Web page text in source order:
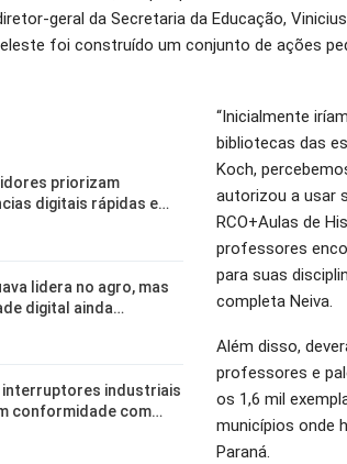
geral da Secretaria da Educação,
foi construído um conjunto de ações
priorizam
digitais rápidas e…
lidera no agro, mas
digital ainda…
interruptores industriais
conformidade com…
“Inicialmente
bibliotecas das
Koch,
autorizou a usar
RCO+Aulas de
professores
para suas
completa Neiva.
Além disso,
professores e
os 1,6 mil
municípios onde
Paraná.